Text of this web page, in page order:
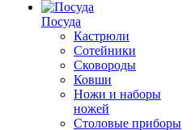
Посуда
Кастрюли
Сотейники
Сковороды
Ковши
Ножи и наборы
ножей
Столовые приборы